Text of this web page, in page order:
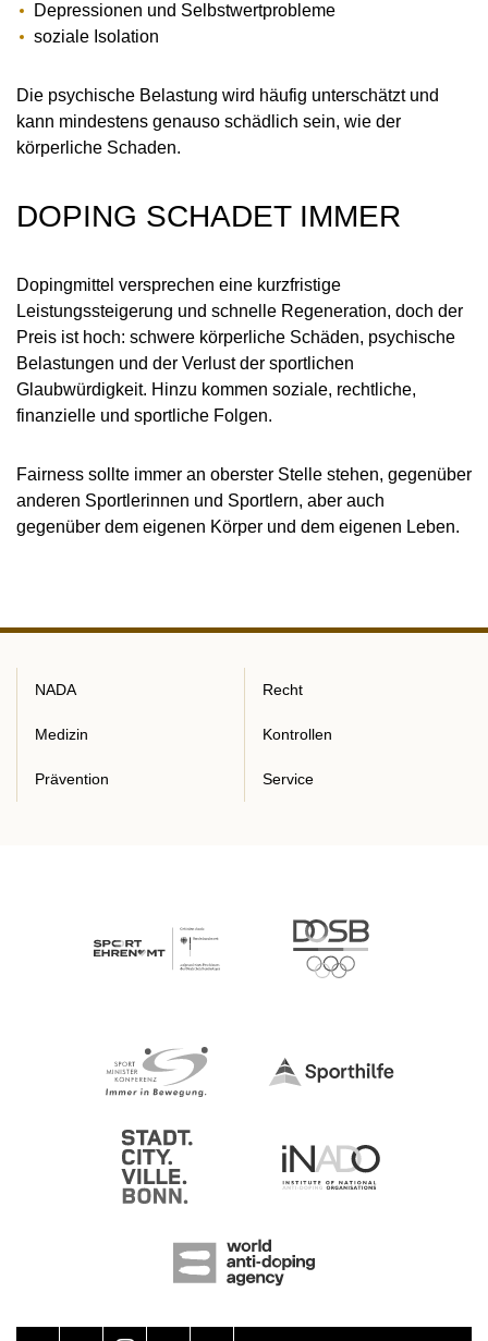
Depressionen und Selbstwertprobleme
soziale Isolation
Die psychische Belastung wird häufig unterschätzt und
kann mindestens genauso schädlich sein, wie der
körperliche Schaden.
DOPING SCHADET IMMER
Dopingmittel versprechen eine kurzfristige
Leistungssteigerung und schnelle Regeneration, doch der
Preis ist hoch: schwere körperliche Schäden, psychische
Belastungen und der Verlust der sportlichen
Glaubwürdigkeit. Hinzu kommen soziale, rechtliche,
finanzielle und sportliche Folgen.
Fairness sollte immer an oberster Stelle stehen, gegenüber
anderen Sportlerinnen und Sportlern, aber auch
gegenüber dem eigenen Körper und dem eigenen Leben.
NADA Recht
Medizin Kontrollen
Prävention Service